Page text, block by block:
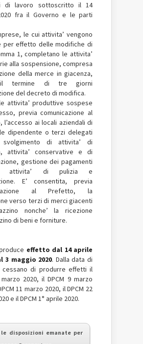
di lavoro sottoscritto il 14
fra il Governo e le parti
le cui attivita’ vengono
per effetto delle modifiche di
1, completano le attivita’
alla sospensione, compresa
della merce in giacenza,
termine di tre giorni
del decreto di modifica.
attivita’ produttive sospese
previa comunicazione al
l’accesso ai locali aziendali di
dipendente o terzi delegati
di attivita’ di
attivita’ conservative e di
gestione dei pagamenti
attivita’ di pulizia e
E’ consentita, previa
al Prefetto, la
verso terzi di merci giacenti
nonche’ la ricezione
di beni e forniture.
effetto dal 14 aprile
3 maggio 2020. Dalla data di
cessano di produrre effetti il
marzo 2020, il DPCM 9 marzo
11 marzo 2020, il DPCM 22
e il DPCM 1° aprile 2020.
disposizioni emanate per